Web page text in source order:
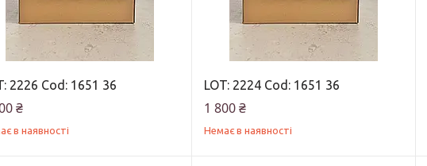
2226 Cod: 1651 36
₴
в наявності
LOT: 2224 Cod: 1651 36
1 800 ₴
Немає в наявності